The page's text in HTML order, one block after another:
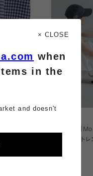
【COMOR】
キャップ＋ト
× CLOSE
when
in the
and doesn't